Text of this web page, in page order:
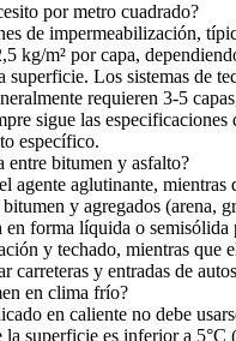
por metro cuadrado?
de impermeabilización,
kg/m² por capa,
superficie. Los sistemas de
requieren 3-5
sigue las especificaciones
específico.
entre bitumen y asfalto?
agente aglutinante, mientras
y agregados (arena,
en forma líquida o semisólida
y techado, mientras que
carreteras y entradas de
en clima frío?
en caliente no debe
la superficie es inferior a 5°C